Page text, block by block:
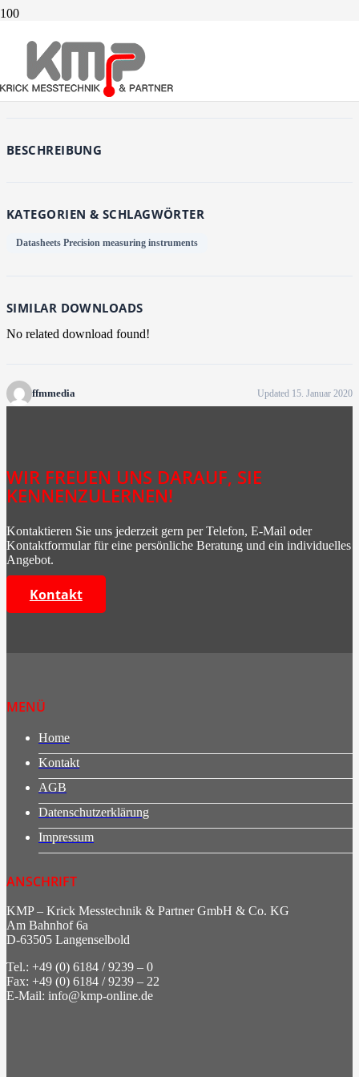
Erstellungsdatum15. Januar 2020
Download
BESCHREIBUNG
KATEGORIEN & SCHLAGWÖRTER
Datasheets Precision measuring instruments
SIMILAR DOWNLOADS
No related download found!
ffmmedia Updated 15. Januar 2020
WIR FREUEN UNS DARAUF, SIE
KENNENZULERNEN!
Kontaktieren Sie uns jederzeit gern per Telefon, E-Mail oder
Kontaktformular für eine persönliche Beratung und ein individuelles
Angebot.
Kontakt
MENÜ
Home
Kontakt
AGB
Datenschutzerklärung
Impressum
ANSCHRIFT
KMP – Krick Messtechnik & Partner GmbH & Co. KG
Am Bahnhof 6a
D-63505 Langenselbold
Tel.: +49 (0) 6184 / 9239 – 0
Fax: +49 (0) 6184 / 9239 – 22
E-Mail: info@kmp-online.de